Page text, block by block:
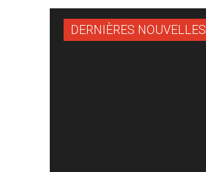
DERNIÈRES NOUVELLES